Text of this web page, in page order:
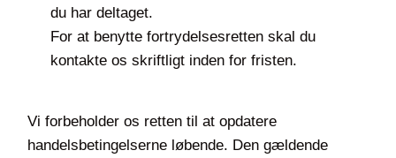
du har deltaget.
For at benytte fortrydelsesretten skal du
kontakte os skriftligt inden for fristen.
Vi forbeholder os retten til at opdatere
handelsbetingelserne løbende. Den gældende